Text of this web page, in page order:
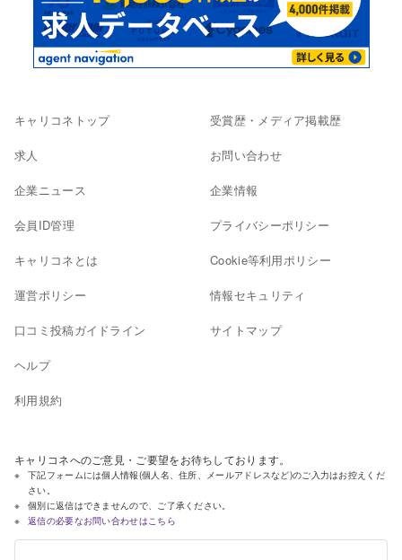
キャリコネトップ
求人
企業ニュース
会員ID管理
キャリコネとは
運営ポリシー
口コミ投稿ガイドライン
ヘルプ
利用規約
受賞歴・メディア掲載歴
お問い合わせ
企業情報
プライバシーポリシー
Cookie等利用ポリシー
情報セキュリティ
サイトマップ
キャリコネへのご意見・ご要望をお待ちしております。
下記フォームには個人情報(個人名、住所、メールアドレスなど)のご入力はお控えくだ
さい。
個別に返信はできませんので、ご了承ください。
返信の必要なお問い合わせはこちら